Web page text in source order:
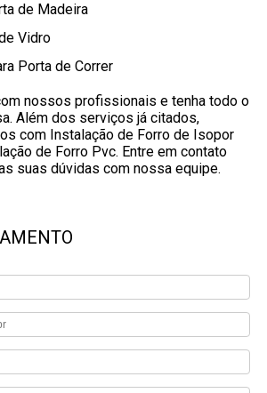
de Madeira
Vidro
Porta de Correr
nossos profissionais e tenha todo o
Além dos serviços já citados,
com Instalação de Forro de Isopor
de Forro Pvc. Entre em contato
suas dúvidas com nossa equipe.